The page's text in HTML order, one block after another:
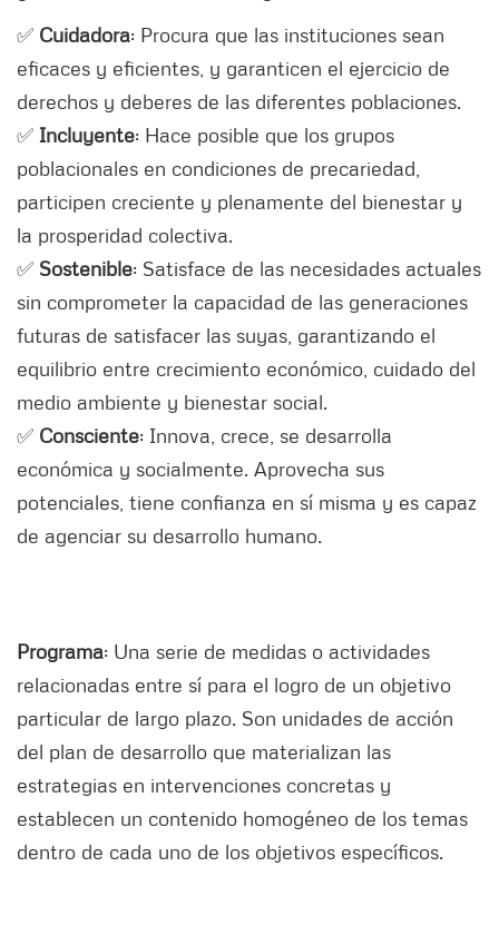
✅ Cuidadora: Procura que las instituciones sean
eficaces y eficientes, y garanticen el ejercicio de
derechos y deberes de las diferentes poblaciones.
✅ Incluyente: Hace posible que los grupos
poblacionales en condiciones de precariedad,
participen creciente y plenamente del bienestar y
la prosperidad colectiva.
✅ Sostenible: Satisface de las necesidades actuales
sin comprometer la capacidad de las generaciones
futuras de satisfacer las suyas, garantizando el
equilibrio entre crecimiento económico, cuidado del
medio ambiente y bienestar social.
✅ Consciente: Innova, crece, se desarrolla
económica y socialmente. Aprovecha sus
potenciales, tiene confianza en sí misma y es capaz
de agenciar su desarrollo humano.
Programa: Una serie de medidas o actividades
relacionadas entre sí para el logro de un objetivo
particular de largo plazo. Son unidades de acción
del plan de desarrollo que materializan las
estrategias en intervenciones concretas y
establecen un contenido homogéneo de los temas
dentro de cada uno de los objetivos específicos.